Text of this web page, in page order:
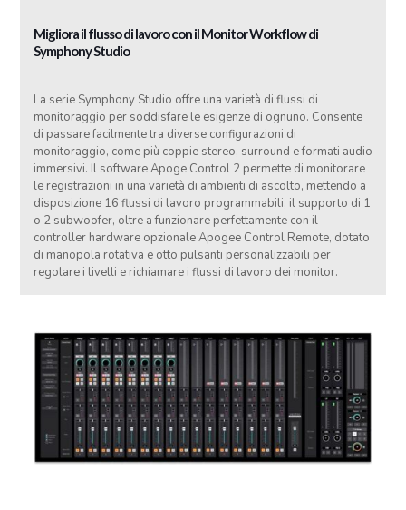
Migliora il flusso di lavoro con il Monitor Workflow di
Symphony Studio
La serie Symphony Studio offre una varietà di flussi di
monitoraggio per soddisfare le esigenze di ognuno. Consente
di passare facilmente tra diverse configurazioni di
monitoraggio, come più coppie stereo, surround e formati audio
immersivi. Il software Apoge Control 2 permette di monitorare
le registrazioni in una varietà di ambienti di ascolto, mettendo a
disposizione 16 flussi di lavoro programmabili, il supporto di 1
o 2 subwoofer, oltre a funzionare perfettamente con il
controller hardware opzionale Apogee Control Remote, dotato
di manopola rotativa e otto pulsanti personalizzabili per
regolare i livelli e richiamare i flussi di lavoro dei monitor.